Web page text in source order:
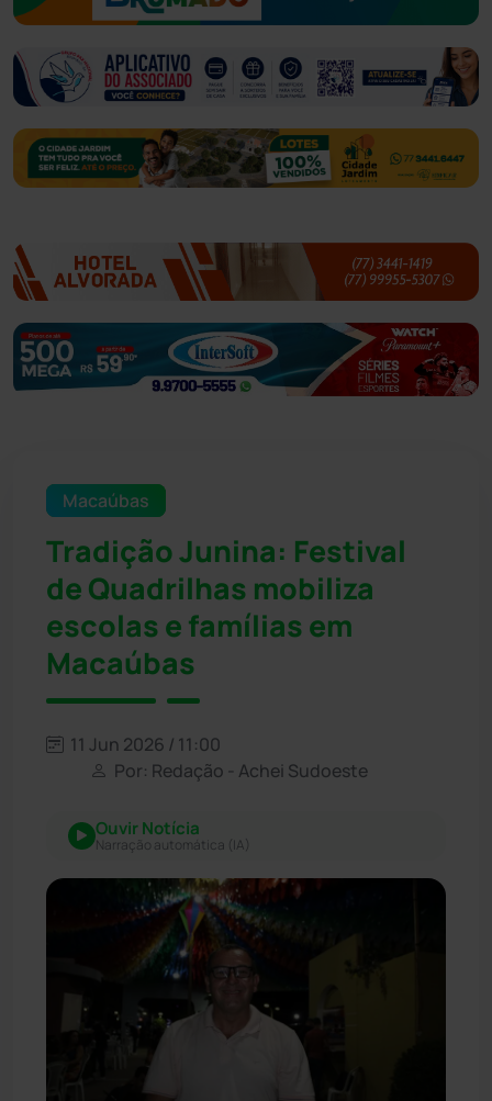
Macaúbas
Tradição Junina: Festival
de Quadrilhas mobiliza
escolas e famílias em
Macaúbas
11 Jun 2026 / 11:00
Por: Redação - Achei Sudoeste
Ouvir Notícia
Narração automática (IA)